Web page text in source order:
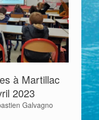
à Martillac
2023
Galvagno